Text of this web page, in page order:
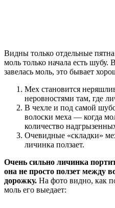
Видны только отдельные
моль только начала есть
завелась моль, это бывает
Мех становится
неровностями там, где
В чехле и под самой
волоски меха — когда
количество
Очевидные «складки»
личинка ползает.
Очень сильно личинка
она не просто ползет между
дорожку. На фото видно, как
моль его выедает: